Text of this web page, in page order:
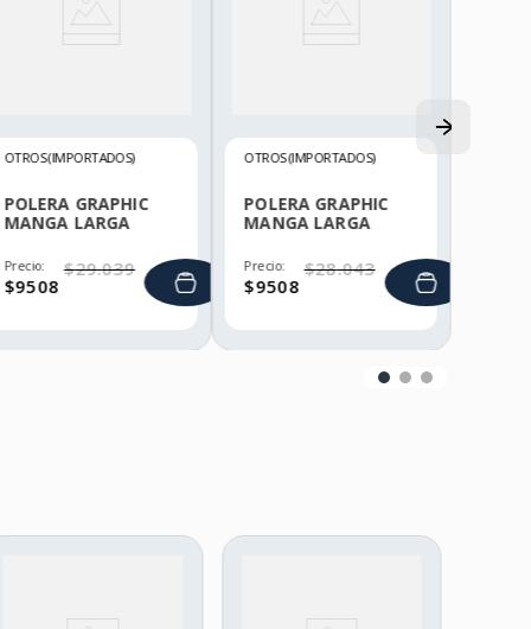
OTROS (IMPORTADOS)
POLERA GRAPHIC
MANGA LARGA
Precio:
$9508
$29.039
OTROS (IMPORTADOS)
POLERA GRAPHIC
MANGA LARGA
Precio:
$9508
$28.043